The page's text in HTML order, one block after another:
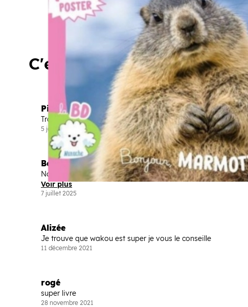
C'est vous qui en parlez le
Pila
Trop cool
5 janvier 2026
Beryl
Nouvelle formule de Wakou super intéressante !!! Merci Léo
Voir plus
7 juillet 2025
Alizée
Je trouve que wakou est super je vous le conseille
11 décembre 2021
rogé
super livre
28 novembre 2021